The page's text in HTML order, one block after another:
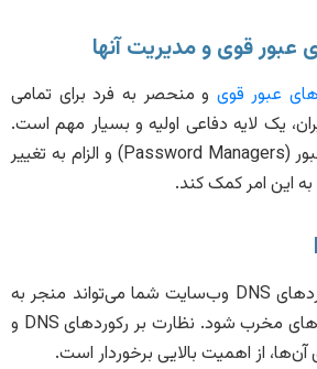
عبور قوی و منحصر به فرد برای تمامی
یک لایه دفاعی اولیه و بسیار مهم است.
استفاده از مدیران رمز عبور (Password Managers) و الزام به تغییر
به این امر کمک کند.
تغییرات غیرمجاز در رکوردهای DNS وب‌سایت شما می‌تواند منجر به
هدایت ترافیک به سایت‌های مخرب شود. نظارت بر رکوردهای DNS و
از اهمیت بالایی برخوردار است.